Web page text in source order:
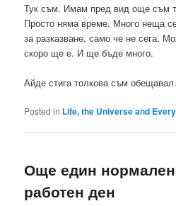
Тук съм. Имам пред вид още съм
Просто няма време. Много неща
за разказване, само че не сега.
скоро ще е. И ще бъде много.
Айде стига толкова съм обещавал.
Posted in Life, the Universe and
Още един нормален
работен ден